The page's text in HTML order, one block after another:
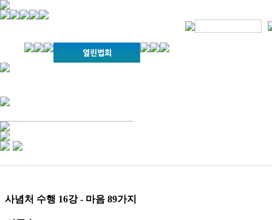
사념처 수행 16강 - 마음 89가지